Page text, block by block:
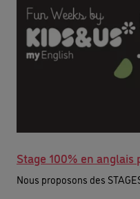
Stage 100% en anglais
Nous proposons des